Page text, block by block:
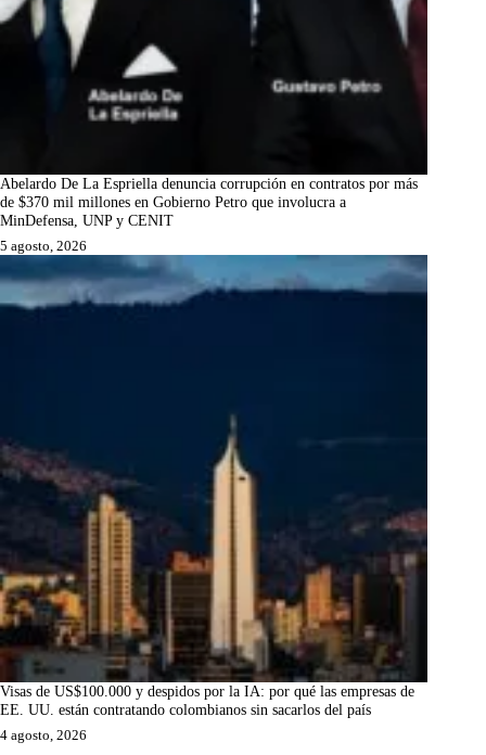
Abelardo De La Espriella denuncia corrupción en contratos por más
de $370 mil millones en Gobierno Petro que involucra a
MinDefensa, UNP y CENIT
5 agosto, 2026
Visas de US$100.000 y despidos por la IA: por qué las empresas de
EE. UU. están contratando colombianos sin sacarlos del país
4 agosto, 2026